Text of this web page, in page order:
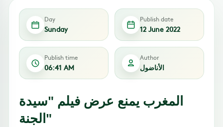
Day
Sunday
Publish date
12 June 2022
Publish time
06:41 AM
Author
الأناضول
المغرب يمنع عرض فيلم "سيدة
الجنة"